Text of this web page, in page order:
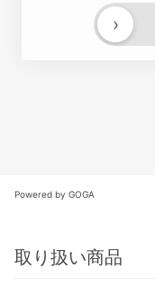
›
Powered by GOGA
取り扱い商品